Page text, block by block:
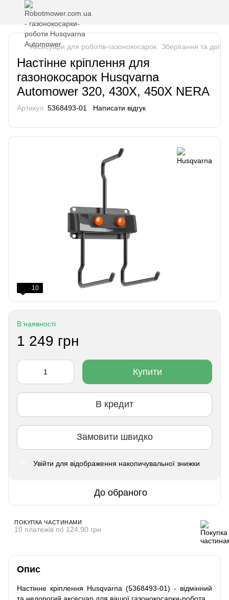
Аксесуари для роботів-газонокосарок Зберігання та
Настінне кріплення для
газонокосарок Husqvarna
Automower 320, 430X, 450X NERA
Артикул: 5368493-01 Написати відгук
10
В наявності
1 249 грн
Купити
В кредит
Замовити швидко
Увійти для відображення накопичувальної знижки
До обраного
ПОКУПКА ЧАСТИНАМИ
10 платежів по 124.90 грн
Опис
Настінне кріплення Husqvarna (5368493-01) - відмінний
та недорогий аксесуар для вашої газонокосарки-робота.